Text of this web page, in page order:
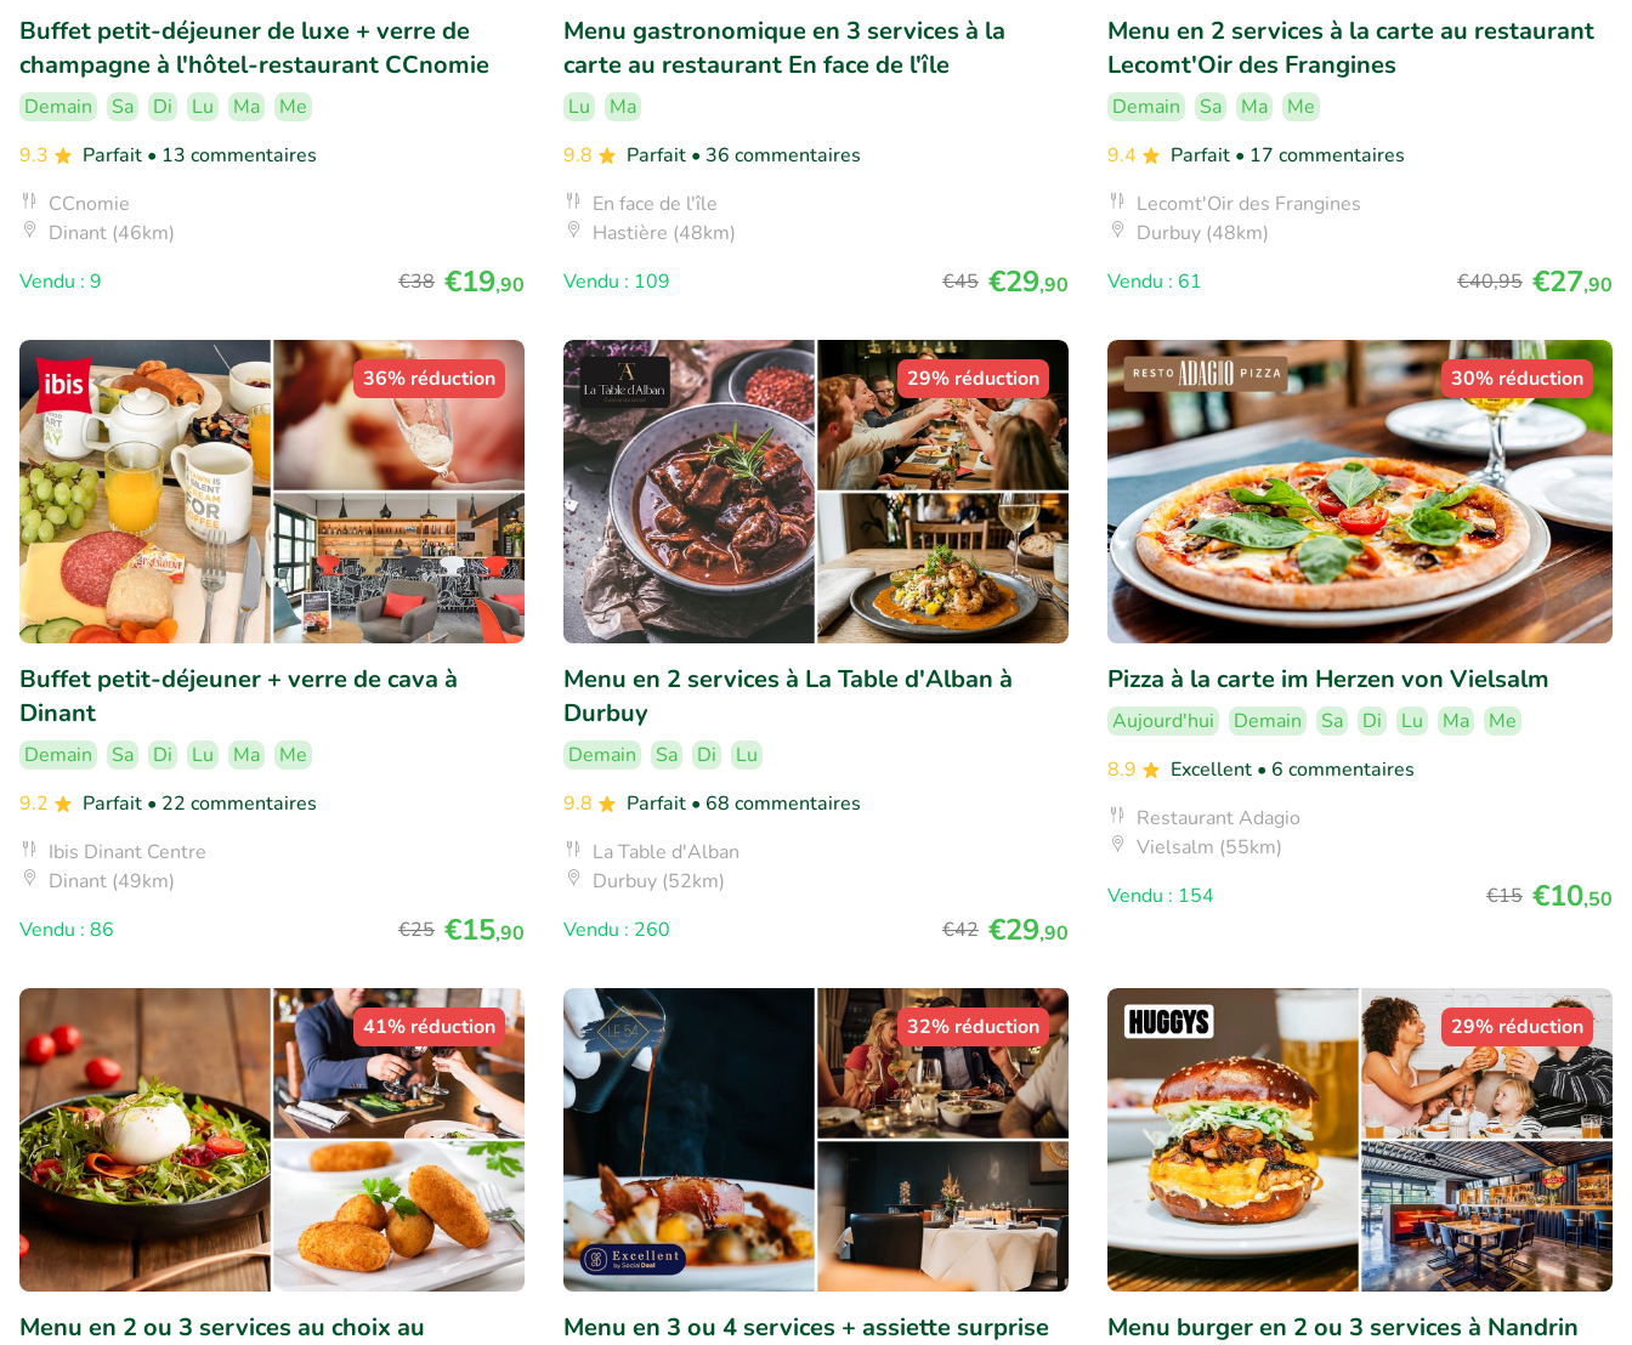
Buffet petit-déjeuner de luxe + verre de
champagne à l'hôtel-restaurant CCnomie
Demain Sa Di Lu Ma
Me
9.3
Parfait • 13 commentaires
CCnomie
Dinant (46km)
Vendu : 9
€38 €19,90
Menu gastronomique en 3 services à la
carte au restaurant En face de l'île
Lu
Ma
9.8
Parfait • 36 commentaires
En face de l'île
Hastière (48km)
Vendu : 109
€45 €29,90
Menu en 2 services à la carte au restaurant
Lecomt'Oir des Frangines
Demain Sa Ma
Me
9.4
Parfait • 17 commentaires
Lecomt'Oir des Frangines
Durbuy (48km)
Vendu : 61
€40,95 €27,90
36% réduction
Buffet petit-déjeuner + verre de cava à
Dinant
Demain Sa Di Lu Ma
Me
9.2
Parfait • 22 commentaires
Ibis Dinant Centre
Dinant (49km)
Vendu : 86
€25 €15,90
29% réduction
Menu en 2 services à La Table d'Alban à
Durbuy
Demain Sa Di
Lu
9.8
Parfait • 68 commentaires
La Table d'Alban
Durbuy (52km)
Vendu : 260
€42 €29,90
30% réduction
Pizza à la carte im Herzen von Vielsalm
Aujourd'hui Demain Sa Di Lu Ma
Me
8.9
Excellent • 6 commentaires
Restaurant Adagio
Vielsalm (55km)
Vendu : 154
€15 €10,50
41% réduction
Menu en 2 ou 3 services au choix au
32% réduction
Menu en 3 ou 4 services + assiette surprise
29% réduction
Menu burger en 2 ou 3 services à Nandrin